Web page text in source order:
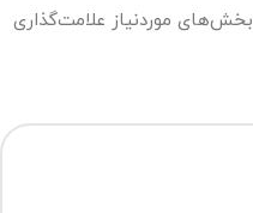
بخش‌های موردنیاز علامت‌گذاری